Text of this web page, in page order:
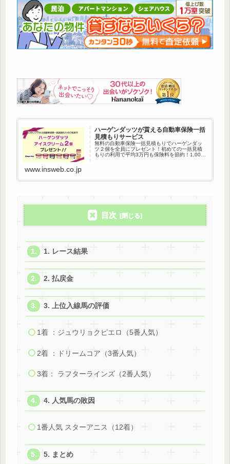
ハーゲンダッツが貰える自動車保険一括
見積もりサービス
無料の自動車保険一括見積もりでハーゲンダッ
ツ２個を全員にプレゼント！初めての一括見積
もりの利用で平均3万円も保険料を節約！1,000
www.insweb.co.jp
目次
1. レース結果
2. 払戻金
3. 上位入線馬の評価
1着 ：ジュウリョクピエロ（5番人気）
2着 ：ドリームコア（3番人気）
3着： ラフターラインズ（2番人気）
4. 人気馬の敗因
1番人気 スターアニス（12着）
5. まとめ